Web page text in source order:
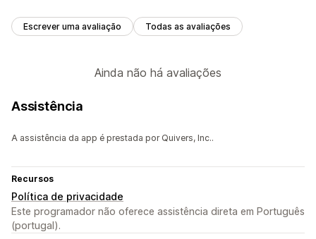
Escrever uma avaliação Todas as avaliações
Ainda não há avaliações
Assistência
A assistência da app é prestada por Quivers, Inc..
Recursos
Política de privacidade
Este programador não oferece assistência direta em Português
(portugal).